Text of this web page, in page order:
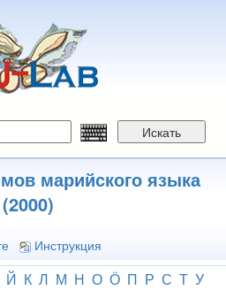
Искать
марийского языка
(2000)
Инструкция
Й К Л М Н О Ӧ П Р С Т У